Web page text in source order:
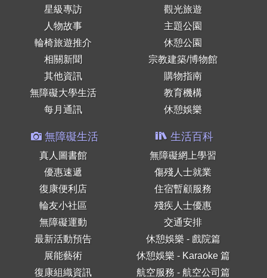
星級專訪
人物故事
輪椅旅遊推介
相關新聞
其他資訊
無障礙大學生活
每月通訊
觀光旅遊
主題公園
休憩公園
宗教建築/博物館
購物指南
教育機構
休憩娛樂
無障礙生活
真人圖書館
優惠速遞
復康便利店
輪友小社區
無障礙運動
最新活動預告
展能藝術
復康組織資訊
生活百科
無障礙網上學習
傷殘人士就業
住宿暫顧服務
殘疾人士優惠
交通安排
休憩娛樂 - 戲院篇
休憩娛樂 - Karaoke 篇
航空服務 - 航空公司篇